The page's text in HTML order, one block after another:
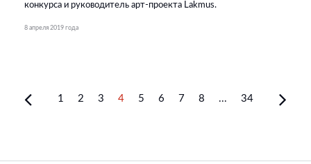
конкурса и руководитель арт-проекта Lakmus.
8 апреля 2019 года
1 2 3 4 5 6 7 8 ... 34